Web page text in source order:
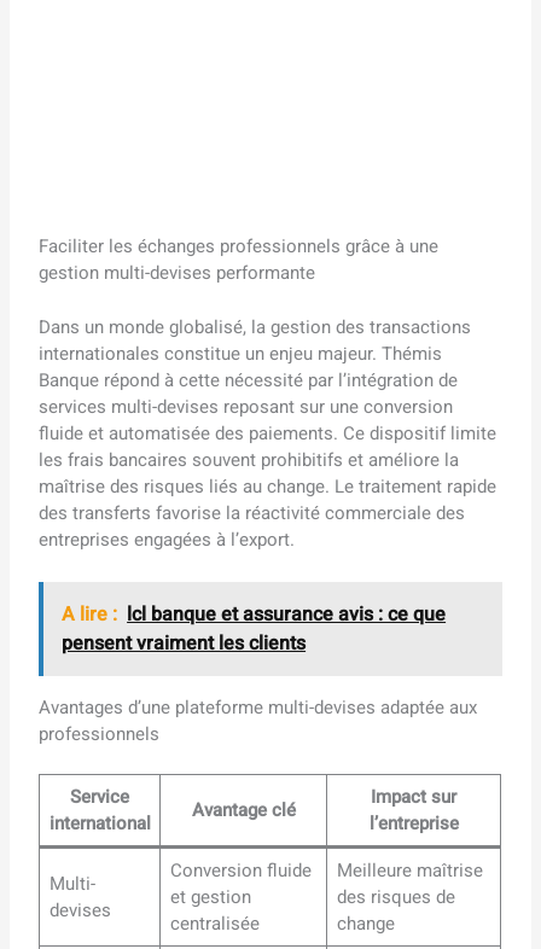
Faciliter les échanges professionnels grâce à une
gestion multi-devises performante
Dans un monde globalisé, la gestion des transactions
internationales constitue un enjeu majeur. Thémis
Banque répond à cette nécessité par l’intégration de
services multi-devises reposant sur une conversion
fluide et automatisée des paiements. Ce dispositif limite
les frais bancaires souvent prohibitifs et améliore la
maîtrise des risques liés au change. Le traitement rapide
des transferts favorise la réactivité commerciale des
entreprises engagées à l’export.
A lire : lcl banque et assurance avis : ce que
pensent vraiment les clients
Avantages d’une plateforme multi-devises adaptée aux
professionnels
Service
international
Avantage clé
Impact sur
l’entreprise
Multi-
devises
Conversion fluide
et gestion
centralisée
Meilleure maîtrise
des risques de
change